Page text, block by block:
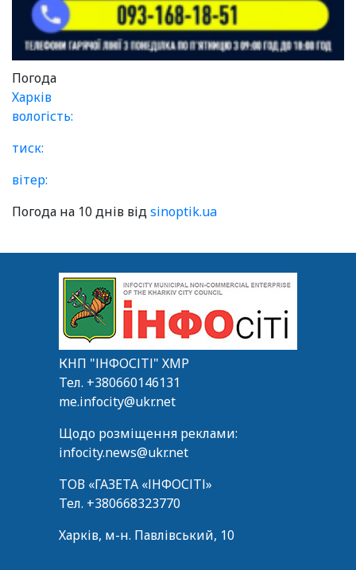
Погода
Харків
вологість:
тиск:
вітер:
Погода на 10 днів відsinoptik.ua
КНП "ІНФОСІТІ" ХМР
Тел. +380660146131
me.infocity@ukr.net
Щодо розміщення реклами:
infocity.news@ukr.net
ТОВ «ГАЗЕТА «ІНФОСІТІ»
Тел. +380668323770
Харків, м-н. Павлівський, 10